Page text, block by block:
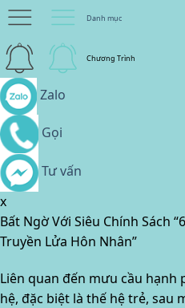
Danh mục
Chương Trình
Zalo
Gọi
Tư vấn
x
Bất Ngờ Với Siêu Chính Sách
Truyền Lửa Hôn Nhân”
Liên quan đến mưu cầu hạnh
hệ, đặc biệt là thế hệ trẻ, sau